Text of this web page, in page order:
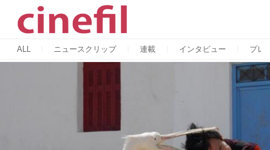
ALL ニュースクリップ 連載 インタビュー プレ